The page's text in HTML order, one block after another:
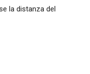
la distanza del